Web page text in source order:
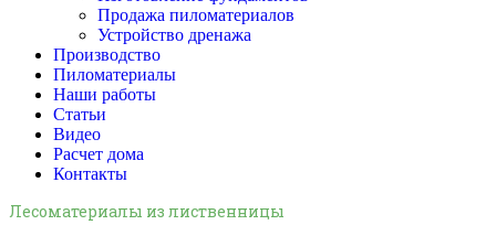
Продажа пиломатериалов
Устройство дренажа
Производство
Пиломатериалы
Наши работы
Статьи
Видео
Расчет дома
Контакты
Лесоматериалы из лиственницы